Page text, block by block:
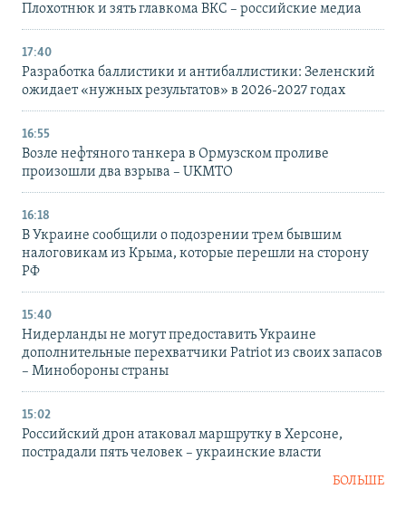
Плохотнюк и зять главкома ВКС – российские медиа
17:40
Разработка баллистики и антибаллистики: Зеленский
ожидает «нужных результатов» в 2026-2027 годах
16:55
Возле нефтяного танкера в Ормузском проливе
произошли два взрыва – UKMTO
16:18
В Украине сообщили о подозрении трем бывшим
налоговикам из Крыма, которые перешли на сторону
РФ
15:40
Нидерланды не могут предоставить Украине
дополнительные перехватчики Patriot из своих запасов
– Минобороны страны
15:02
Российский дрон атаковал маршрутку в Херсоне,
пострадали пять человек – украинские власти
БОЛЬШЕ